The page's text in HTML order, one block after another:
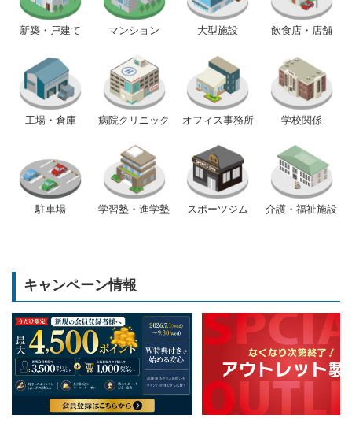
新築・戸建て マンション 大型施設 飲食店・店舗
工場・倉庫 病院クリニック オフィス事務所 学校関係
駐車場 学習塾・進学塾 スポーツジム 介護・福祉施設
キャンペーン情報